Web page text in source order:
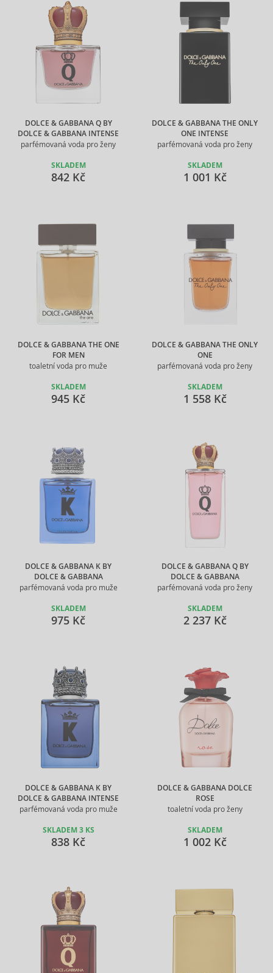
DOLCE & GABBANA Q BY
DOLCE & GABBANA INTENSE
parfémovaná voda pro ženy
SKLADEM
842 Kč
DOLCE & GABBANA THE ONLY
ONE INTENSE
parfémovaná voda pro ženy
SKLADEM
1 001 Kč
DOLCE & GABBANA THE ONE
FOR MEN
toaletní voda pro muže
SKLADEM
945 Kč
DOLCE & GABBANA THE ONLY
ONE
parfémovaná voda pro ženy
SKLADEM
1 558 Kč
DOLCE & GABBANA K BY
DOLCE & GABBANA
parfémovaná voda pro muže
SKLADEM
975 Kč
DOLCE & GABBANA Q BY
DOLCE & GABBANA
parfémovaná voda pro ženy
SKLADEM
2 237 Kč
DOLCE & GABBANA K BY
DOLCE & GABBANA INTENSE
parfémovaná voda pro muže
SKLADEM 3 KS
838 Kč
DOLCE & GABBANA DOLCE
ROSE
toaletní voda pro ženy
SKLADEM
1 002 Kč